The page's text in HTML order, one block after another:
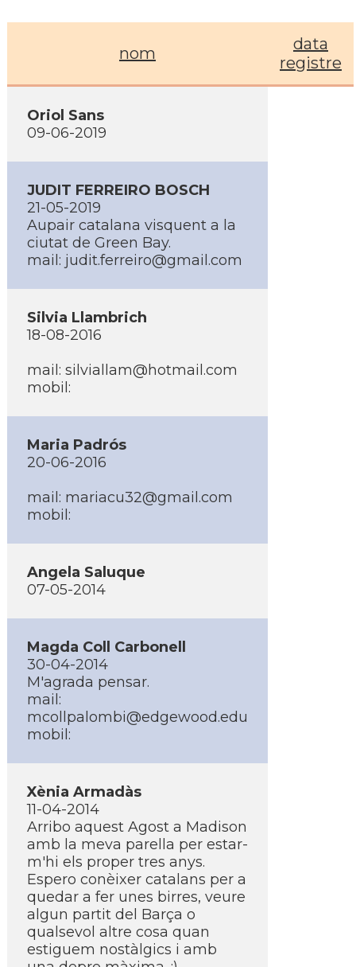
nom
data
registre
Oriol Sans
09-06-2019
JUDIT FERREIRO BOSCH
21-05-2019
Aupair catalana visquent a la
ciutat de Green Bay.
mail: judit.ferreiro@gmail.com
Silvia Llambrich
18-08-2016
mail: silviallam@hotmail.com
mobil:
Maria Padrós
20-06-2016
mail: mariacu32@gmail.com
mobil:
Angela Saluque
07-05-2014
Magda Coll Carbonell
30-04-2014
M'agrada pensar.
mail:
mcollpalombi@edgewood.edu
mobil:
Xènia Armadàs
11-04-2014
Arribo aquest Agost a Madison
amb la meva parella per estar-
m'hi els proper tres anys.
Espero conèixer catalans per a
quedar a fer unes birres, veure
algun partit del Barça o
qualsevol altre cosa quan
estiguem nostàlgics i amb